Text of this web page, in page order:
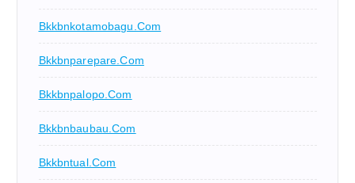
Bkkbnkotamobagu.com
Bkkbnparepare.com
Bkkbnpalopo.com
Bkkbnbaubau.com
Bkkbntual.com